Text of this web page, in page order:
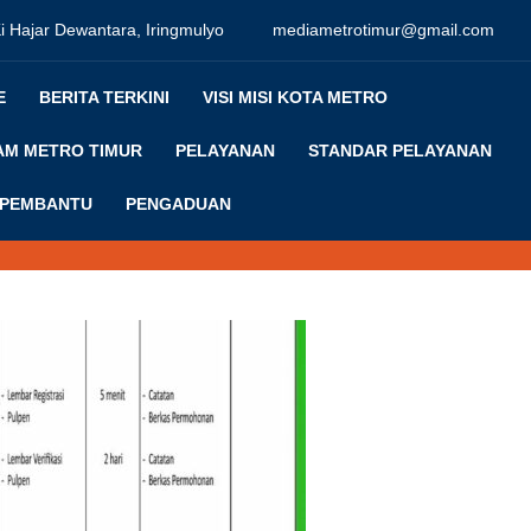
Hajar Dewantara, Iringmulyo mediametrotimur@gmail.com
BERITA TERKINI VISI MISI KOTA METRO
METRO TIMUR PELAYANAN STANDAR PELAYANAN
PENGADUAN